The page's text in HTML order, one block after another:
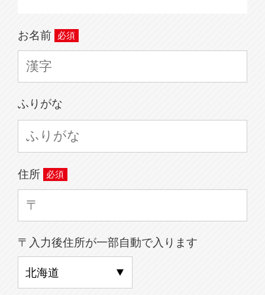
お名前
ふりがな
住所
〒入力後住所が一部自動で入ります